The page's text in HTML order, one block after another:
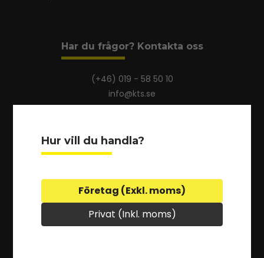
Hur vill du handla?
Företag (Exkl. moms)
Privat (Inkl. moms)
Har du frågor? Kontakta oss
(+46) 019 - 58 50 10
info@kts.se
Om KTS
Beställ broschyrer
Vi finns på Blocket